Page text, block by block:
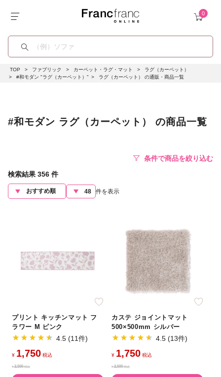
TOP ファブリック カーペット・ラグ・マット
ラグ（カーペット）
#和モダン "ラグ（カーペット）"
ラグ（カーペット） の通販・商品一覧
#和モダン ラグ（カーペット） の商品一覧
条件で商品を絞り込む
検索結果 356 件
件を表示
プリント キッチンマット フ
ラワー M ピンク
4.5 (11件)
¥ 1,750 税込
¥2,500税込
カステ ジョイントマット
500×500mm シルバー
4.5 (13件)
¥ 1,750 税込
¥2,500税込